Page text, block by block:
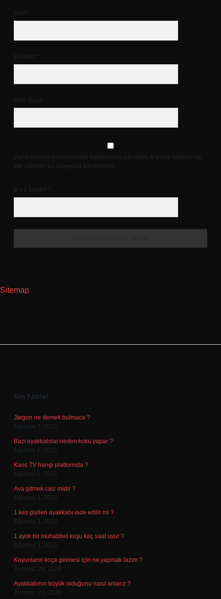
İsim*
E-Posta*
Web Sitesi
Daha sonraki yorumlarımda kullanılması için adım, e-posta adresim ve
site adresim bu tarayıcıya kaydedilsin.
6 + 2 kaçtır? *
Sitemap
Son Yazılar
Jargon ne demek bulmaca ?
Ağustos 7, 2026
Bazı ayakkabılar neden koku yapar ?
Ağustos 6, 2026
Kaos TV hangi platformda ?
Ağustos 5, 2026
Ava gitmek caiz midir ?
Ağustos 4, 2026
1 kez giyilen ayakkabı iade edilir mi ?
Ağustos 3, 2026
1 aylık bir muhabbet kuşu kaç saat uyur ?
Ağustos 3, 2026
Koyunların koça gelmesi için ne yapmak lazım ?
Temmuz 26, 2026
Ayakkabının büyük olduğunu nasıl anlarız ?
Temmuz 25, 2026